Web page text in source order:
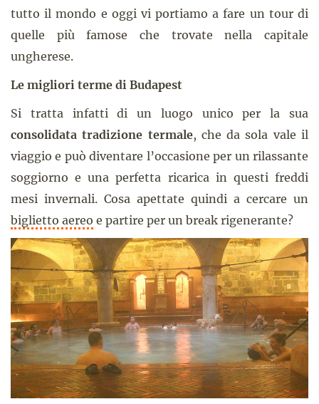
tutto il mondo e oggi vi portiamo a fare un tour di
quelle più famose che trovate nella capitale
ungherese.
Le migliori terme di Budapest
Si tratta infatti di un luogo unico per la sua
consolidata tradizione termale, che da sola vale il
viaggio e può diventare l’occasione per un rilassante
soggiorno e una perfetta ricarica in questi freddi
mesi invernali. Cosa apettate quindi a cercare un
biglietto aereo e partire per un break rigenerante?